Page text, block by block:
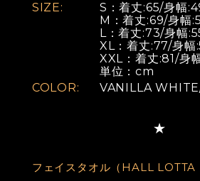
SIZE:
S：着丈:65/身幅
M：着丈:69/身幅
L：着丈:73/身幅
XL：着丈:77/身
XXL：着丈:81/身
単位：cm
COLOR:
VANILLA
フェイスタオル（HALL LOTTA